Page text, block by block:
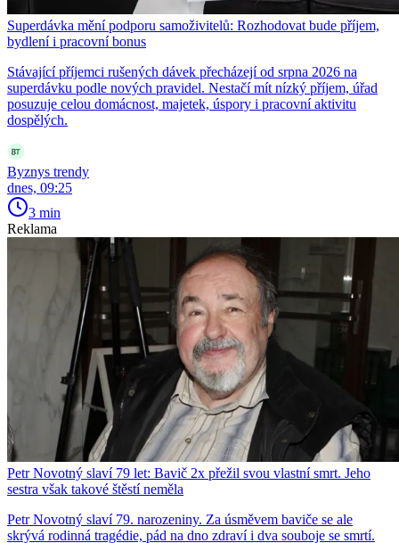
Superdávka mění podporu samoživitelů: Rozhodovat bude příjem,
bydlení i pracovní bonus
Stávající příjemci rušených dávek přecházejí od srpna 2026 na
superdávku podle nových pravidel. Nestačí mít nízký příjem, úřad
posuzuje celou domácnost, majetek, úspory i pracovní aktivitu
dospělých.
Byznys trendy
dnes, 09:25
3 min
Reklama
Petr Novotný slaví 79 let: Bavič 2x přežil svou vlastní smrt. Jeho
sestra však takové štěstí neměla
Petr Novotný slaví 79. narozeniny. Za úsměvem baviče se ale
skrývá rodinná tragédie, pád na dno zdraví i dva souboje se smrtí.